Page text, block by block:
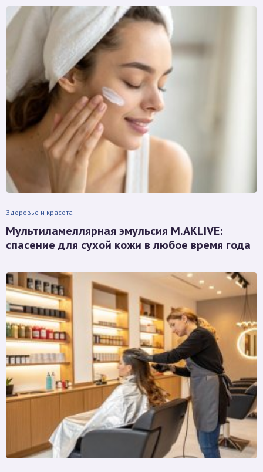
Здоровье и красота
Мультиламеллярная эмульсия M.AKLIVE:
спасение для сухой кожи в любое время года